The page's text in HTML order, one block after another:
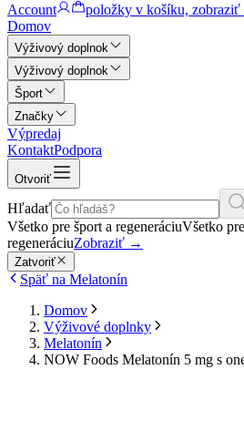
Account
položky v košíku, zobraziť
Domov
Výživový doplnok
Výživový doplnok
Šport
Značky
Výpredaj
KontaktPodpora
Otvoriť
Hľadať
Všetko pre šport a regeneráciuVšetko
regeneráciuZobraziť →
Zatvoriť
Späť na Melatonín
Domov
Výživové doplnky
Melatonín
NOW Foods Melatonín 5 mg s